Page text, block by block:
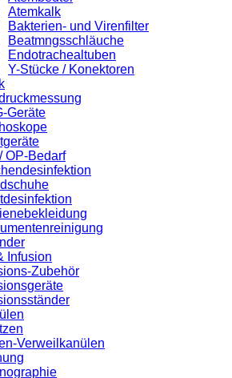
Atemkalk
Bakterien- und Virenfilter
Beatmngsschläuche
Endotrachealtuben
Y-Stücke / Konektoren
Geräte
OP-Bedarf
Infusion
Zubehör
Verweilkanülen